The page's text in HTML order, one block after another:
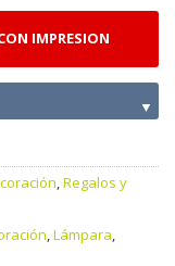
IMPRESION
▼
,Regalos y
,Lámpara,